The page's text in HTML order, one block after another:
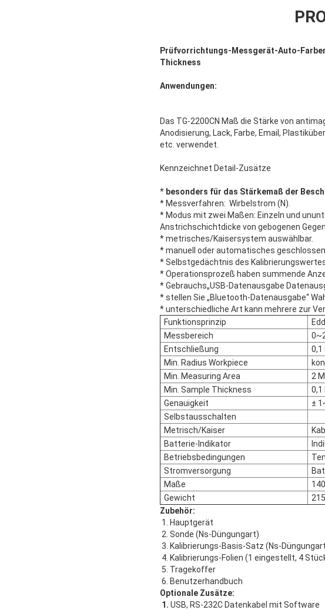
Prüfvorrichtungs-Messgerät-Auto-
Thickness
Anwendungen:
Das TG-2200CN Maß die Stärke von
Anodisierung, Lack, Farbe, Email,
etc. verwendet.
Kennzeichnet Detail-Zusätze
* besonders für das Stärkemaß der
* Messverfahren: Wirbelstrom (N).
* Modus mit zwei Maßen: Einzeln und
Anstrichschichtdicke von gebogenen
* metrisches/Kaisersystem auswählbar.
* manuell oder automatisches geschlossen.
* Selbstgedächtnis des
* Operationsprozeß haben summende
* Gebrauchs„USB-Datenausgabe
* stellen Sie „Bluetooth-Datenausgabe“
* unterschiedliche Art kann mehrere zur
Funktionsprinzip
Messbereich
Entschließung
0,1
Min. Radius Workpiece
Min. Measuring Area
2
Min. Sample Thickness
0,1
Genauigkeit
±
Selbstausschalten
Metrisch/Kaiser
Batterie-Indikator
Betriebsbedingungen
Stromversorgung
Maße
Gewicht
Zubehör:
1. Hauptgerät
2. Sonde (Ns-Düngungart)
3. Kalibrierungs-Basis-Satz (Ns-
4. Kalibrierungs-Folien (1 eingestellt, 4
5. Tragekoffer
6. Benutzerhandbuch
Optionale Zusätze:
1. USB, RS-232C Datenkabel mit Software